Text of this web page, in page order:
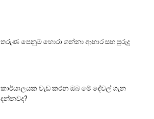
තරුණ පෙනුම හොරා ගන්නා ආහාර සහ පුරුදු
කාර්යාලයක වැඩ කරන ඔබ මේ දේවල් ගැන
දන්නවද?